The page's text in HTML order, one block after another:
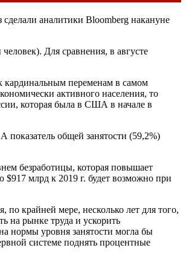
аналитики Bloomberg накануне
Для сравнения, в августе
кардинальным переменам в самом
активного населения, то
которая была в США в начале в
показатель общей занятости (59,2%)
безработицы, которая повышает
млрд к 2019 г. будет возможно при
по крайней мере, несколько лет для того,
на рынке труда и ускорить
нормы уровня занятости могла бы
системе поднять процентные